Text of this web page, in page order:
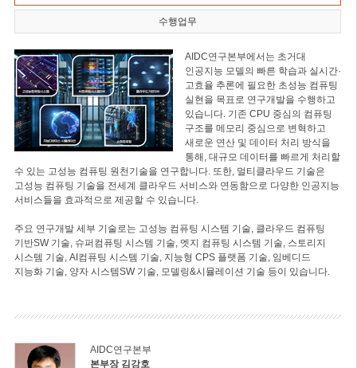
수행업무
AIDC연구본부에서는 초거대
인공지능 모델의 빠른 학습과 실시간·
고효율 추론에 필요한 초성능 컴퓨팅
실현을 목표로 연구개발을 수행하고
있습니다. 기존 CPU 중심의 컴퓨팅
구조를 메모리 중심으로 변혁하고
새로운 연산 및 데이터 처리 방식을
통해, 대규모 데이터를 빠르게 처리할
수 있는 고성능 컴퓨팅 원천기술을 연구합니다. 또한, 멀티클라우드 기술은
고성능 컴퓨팅 기술을 전세계 클라우드 서비스와 연동함으로 다양한 인공지능
서비스들을 효과적으로 제공할 수 있습니다.
주요 연구개발 세부 기술로는 고성능 컴퓨팅 시스템 기술, 클라우드 컴퓨팅
기반SW 기술, 슈퍼컴퓨팅 시스템 기술, 엣지 컴퓨팅 시스템 기술, 스토리지
시스템 기술, AI컴퓨팅 시스템 기술, 지능형 CPS 플랫폼 기술, 임베디드
지능화 기술, 양자 시스템SW 기술, 모델링&시뮬레이션 기술 등이 있습니다.
AIDC연구본부
본부장 김강호